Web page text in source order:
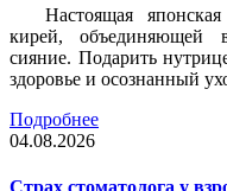
Настоящая
кирей, объединяющей
сияние. Подарить
здоровье и осознанный
Подробнее
04.08.2026
Страх стоматолога у